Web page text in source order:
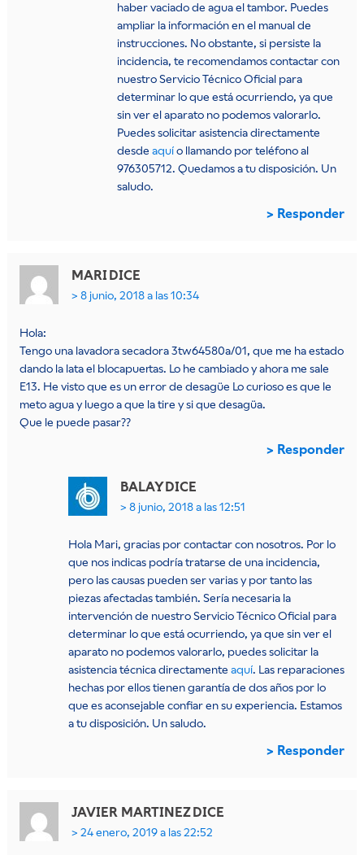
haber vaciado de agua el tambor. Puedes
ampliar la información en el manual de
instrucciones. No obstante, si persiste la
incidencia, te recomendamos contactar con
nuestro Servicio Técnico Oficial para
determinar lo que está ocurriendo, ya que
sin ver el aparato no podemos valorarlo.
Puedes solicitar asistencia directamente
desde aquío llamando por teléfono al
976305712. Quedamos a tu disposición. Un
saludo.
Responder
MARI DICE
8 junio, 2018 a las 10:34
Hola:
Tengo una lavadora secadora 3tw64580a/01, que me ha estado
dando la lata el blocapuertas. Lo he cambiado y ahora me sale
E13. He visto que es un error de desagüe Lo curioso es que le
meto agua y luego a que la tire y si que desagüa.
Que le puede pasar??
Responder
BALAY DICE
8 junio, 2018 a las 12:51
Hola Mari, gracias por contactar con nosotros. Por lo
que nos indicas podría tratarse de una incidencia,
pero las causas pueden ser varias y por tanto las
piezas afectadas también. Sería necesaria la
intervención de nuestro Servicio Técnico Oficial para
determinar lo que está ocurriendo, ya que sin ver el
aparato no podemos valorarlo, puedes solicitar la
asistencia técnica directamente aquí. Las reparaciones
hechas por ellos tienen garantía de dos años por lo
que es aconsejable confiar en su experiencia. Estamos
a tu disposición. Un saludo.
Responder
JAVIER MARTINEZ DICE
24 enero, 2019 a las 22:52